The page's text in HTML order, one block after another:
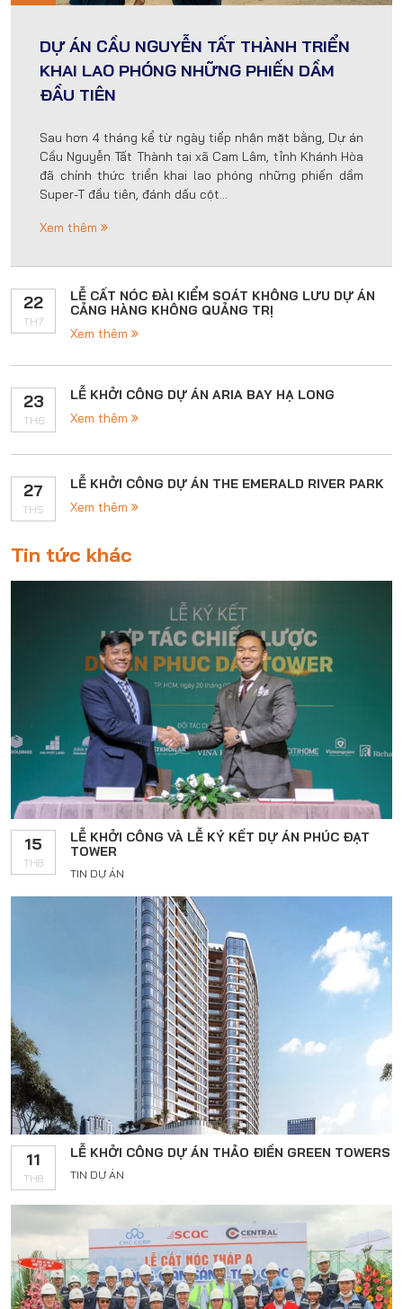
DỰ ÁN CẦU NGUYỄN TẤT THÀNH TRIỂN
KHAI LAO PHÓNG NHỮNG PHIẾN DẦM
ĐẦU TIÊN
Sau hơn 4 tháng kể từ ngày tiếp nhận mặt bằng, Dự án
Cầu Nguyễn Tất Thành tại xã Cam Lâm, tỉnh Khánh Hòa
đã chính thức triển khai lao phóng những phiến dầm
Super-T đầu tiên, đánh dấu cột...
Xem thêm
22
TH7
LỄ CẤT NÓC ĐÀI KIỂM SOÁT KHÔNG LƯU DỰ ÁN
CẢNG HÀNG KHÔNG QUẢNG TRỊ
Xem thêm
23
TH6
LỄ KHỞI CÔNG DỰ ÁN ARIA BAY HẠ LONG
Xem thêm
27
TH5
LỄ KHỞI CÔNG DỰ ÁN THE EMERALD RIVER PARK
Xem thêm
Tin tức khác
15
TH8
LỄ KHỞI CÔNG VÀ LỄ KÝ KẾT DỰ ÁN PHÚC ĐẠT
TOWER
TIN DỰ ÁN
11
TH8
LỄ KHỞI CÔNG DỰ ÁN THẢO ĐIỀN GREEN TOWERS
TIN DỰ ÁN